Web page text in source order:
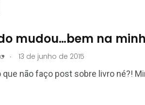
mudou…bem na
. 13 de junho de 2015
não faço post sobre livro né?!